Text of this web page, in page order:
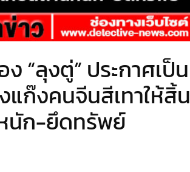
ง “ลุงตู่” ประกาศเป็น
แก๊งคนจีนสีเทาให้สิ้น
นัก-ยึดทรัพย์